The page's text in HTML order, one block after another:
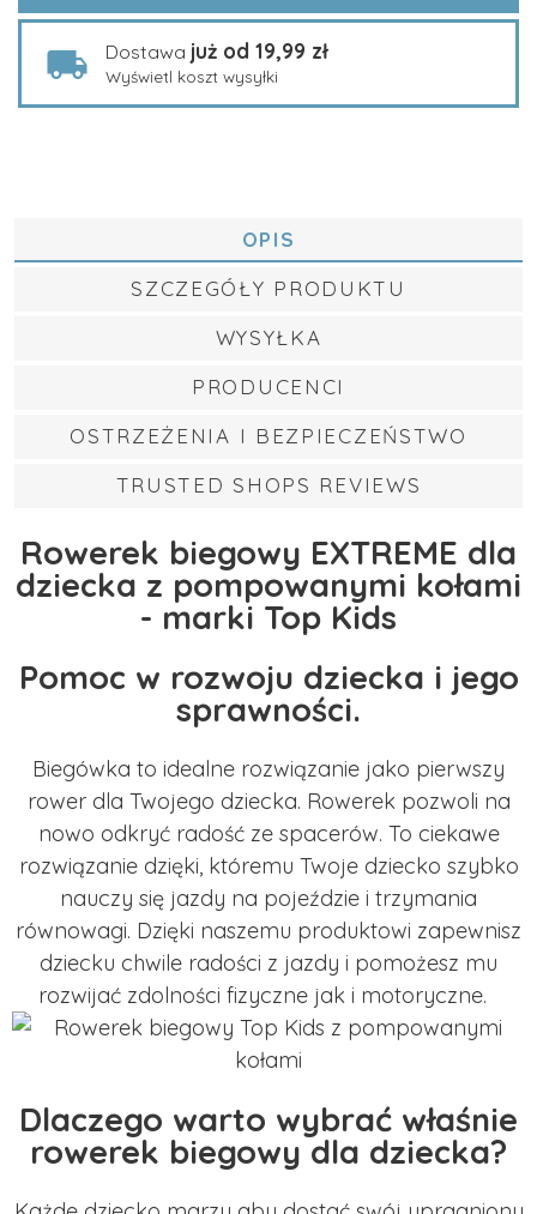
Dostawa już od 19,99 zł
Wyświetl koszt wysyłki
OPIS
SZCZEGÓŁY PRODUKTU
WYSYŁKA
PRODUCENCI
OSTRZEŻENIA I BEZPIECZEŃSTWO
TRUSTED SHOPS REVIEWS
Rowerek biegowy EXTREME dla
dziecka z pompowanymi kołami
- marki Top Kids
Pomoc w rozwoju dziecka i jego
sprawności.
Biegówka to idealne rozwiązanie jako pierwszy
rower dla Twojego dziecka. Rowerek pozwoli na
nowo odkryć radość ze spacerów. To ciekawe
rozwiązanie dzięki, któremu Twoje dziecko szybko
nauczy się jazdy na pojeździe i trzymania
równowagi. Dzięki naszemu produktowi zapewnisz
dziecku chwile radości z jazdy i pomożesz mu
rozwijać zdolności fizyczne jak i motoryczne.
Dlaczego warto wybrać właśnie
rowerek biegowy dla dziecka?